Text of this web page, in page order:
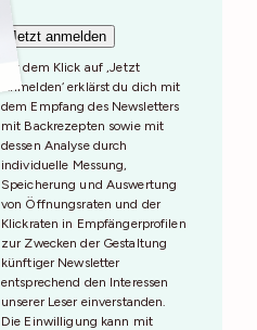
Mit dem Klick auf ‚Jetzt
Anmelden‘ erklärst du dich mit
dem Empfang des Newsletters
mit Backrezepten sowie mit
dessen Analyse durch
individuelle Messung,
Speicherung und Auswertung
von Öffnungsraten und der
Klickraten in Empfängerprofilen
zur Zwecken der Gestaltung
künftiger Newsletter
entsprechend den Interessen
unserer Leser einverstanden.
Die Einwilligung kann mit